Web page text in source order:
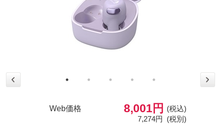
Web価格 8,001円
(税込)
7,274円 (税別)